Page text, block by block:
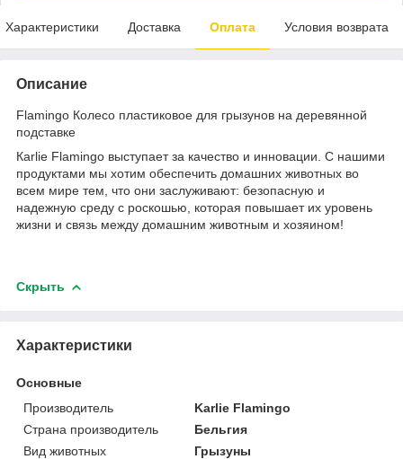
Характеристики Доставка Оплата Условия возврата
Описание
Flamingo Колесо пластиковое для грызунов на деревянной
подставке
Кarlie Flamingo выступает за качество и инновации. С нашими
продуктами мы хотим обеспечить домашних животных во
всем мире тем, что они заслуживают: безопасную и
надежную среду с роскошью, которая повышает их уровень
жизни и связь между домашним животным и хозяином!
Скрыть
Характеристики
Основные
Производитель
Karlie Flamingo
Страна производитель
Бельгия
Вид животных
Грызуны